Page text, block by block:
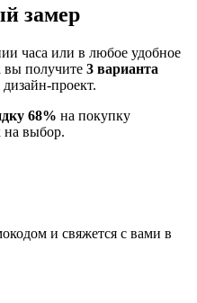
замер
часа или в любое удобное
вы получите 3 варианта
проект.
68% на покупку
на выбор.
и свяжется с вами в